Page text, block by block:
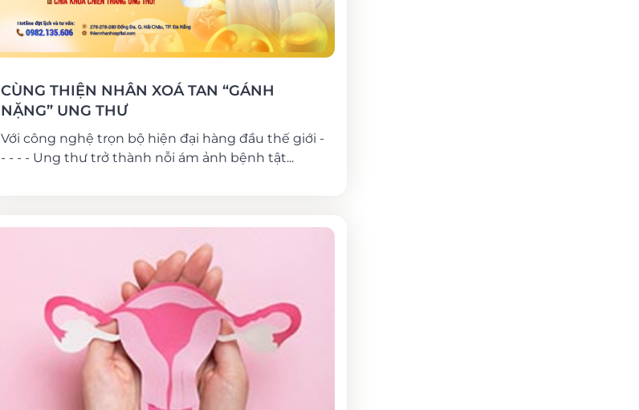
CÙNG THIỆN NHÂN XOÁ TAN “GÁNH
NẶNG” UNG THƯ
Với công nghệ trọn bộ hiện đại hàng đầu thế giới -
- - - - Ung thư trở thành nỗi ám ảnh bệnh tật...